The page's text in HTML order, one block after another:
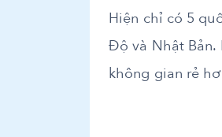
Hiện chỉ có 5
Độ và Nhật Bản.
không gian rẻ